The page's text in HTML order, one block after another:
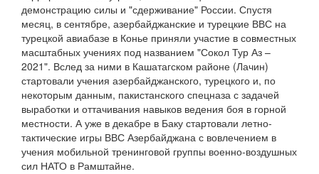
демонстрацию силы и "сдерживание" России. Спустя
месяц, в сентябре, азербайджанские и турецкие ВВС на
турецкой авиабазе в Конье приняли участие в совместных
масштабных учениях под названием "Сокол Тур Аз –
2021". Вслед за ними в Кашатагском районе (Лачин)
стартовали учения азербайджанского, турецкого и, по
некоторым данным, пакистанского спецназа с задачей
выработки и оттачивания навыков ведения боя в горной
местности. А уже в декабре в Баку стартовали летно-
тактические игры ВВС Азербайджана с вовлечением в
учения мобильной тренинговой группы военно-воздушных
сил НАТО в Рамштайне.